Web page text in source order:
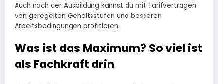
Auch nach der Ausbildung kannst du mit Tarifverträgen
von geregelten Gehaltsstufen und besseren
Arbeitsbedingungen profitieren.
Was ist das Maximum? So viel ist
als Fachkraft drin